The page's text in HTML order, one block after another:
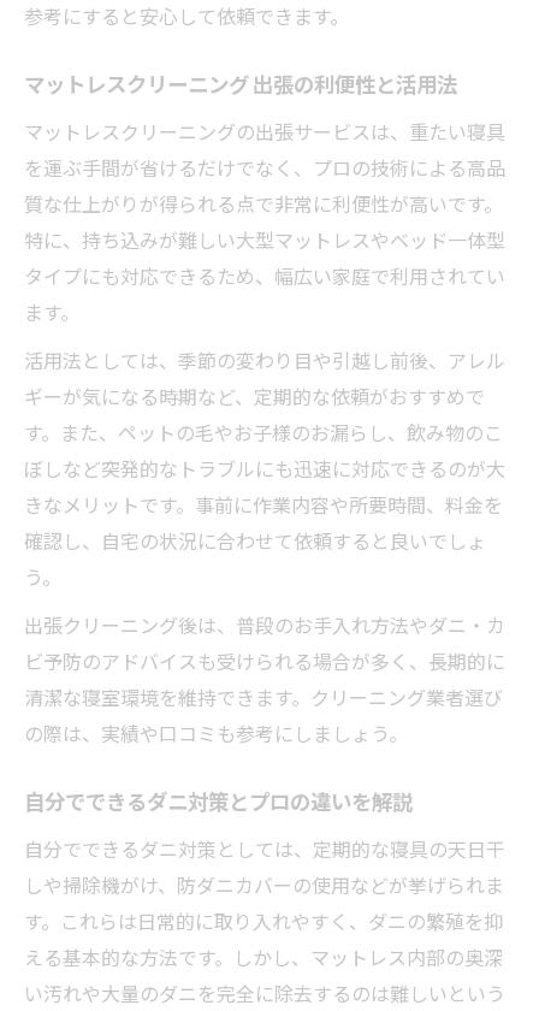
参考にすると安心して依頼できます。
マットレスクリーニング 出張の利便性と活用法
マットレスクリーニングの出張サービスは、重たい寝具
を運ぶ手間が省けるだけでなく、プロの技術による高品
質な仕上がりが得られる点で非常に利便性が高いです。
特に、持ち込みが難しい大型マットレスやベッド一体型
タイプにも対応できるため、幅広い家庭で利用されてい
ます。
活用法としては、季節の変わり目や引越し前後、アレル
ギーが気になる時期など、定期的な依頼がおすすめで
す。また、ペットの毛やお子様のお漏らし、飲み物のこ
ぼしなど突発的なトラブルにも迅速に対応できるのが大
きなメリットです。事前に作業内容や所要時間、料金を
確認し、自宅の状況に合わせて依頼すると良いでしょ
う。
出張クリーニング後は、普段のお手入れ方法やダニ・カ
ビ予防のアドバイスも受けられる場合が多く、長期的に
清潔な寝室環境を維持できます。クリーニング業者選び
の際は、実績や口コミも参考にしましょう。
自分でできるダニ対策とプロの違いを解説
自分でできるダニ対策としては、定期的な寝具の天日干
しや掃除機がけ、防ダニカバーの使用などが挙げられま
す。これらは日常的に取り入れやすく、ダニの繁殖を抑
える基本的な方法です。しかし、マットレス内部の奥深
い汚れや大量のダニを完全に除去するのは難しいという